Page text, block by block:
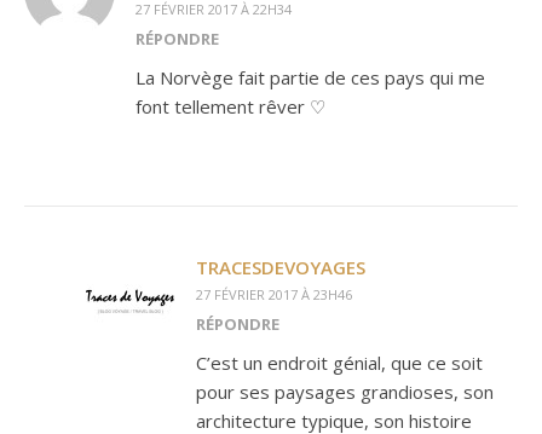
27 FÉVRIER 2017 À 22H34
RÉPONDRE
La Norvège fait partie de ces pays qui me
font tellement rêver ♡
TRACESDEVOYAGES
27 FÉVRIER 2017 À 23H46
RÉPONDRE
C’est un endroit génial, que ce soit
pour ses paysages grandioses, son
architecture typique, son histoire